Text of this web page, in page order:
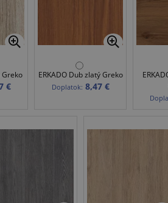
Greko
€
ERKADO Dub zlatý Greko
Doplatok: 8,47 €